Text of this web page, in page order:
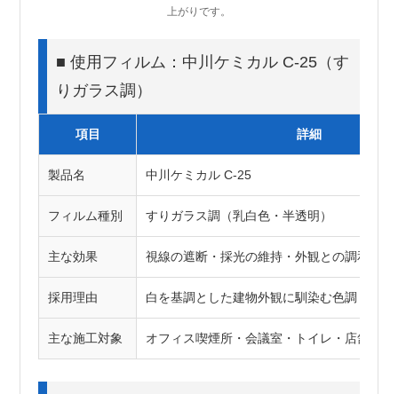
上がりです。
■ 使用フィルム：中川ケミカル C-25（す
りガラス調）
項目 詳細
製品名 中川ケミカル C-25
フィルム種別 すりガラス調（乳白色・半透明）
主な効果 視線の遮断・採光の維持・外観との調和
採用理由 白を基調とした建物外観に馴染む色調
主な施工対象 オフィス喫煙所・会議室・トイレ・店舗パ